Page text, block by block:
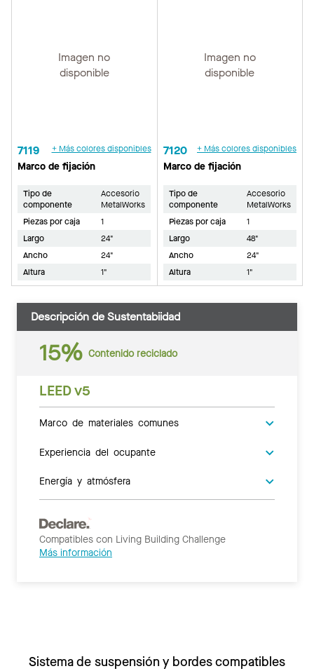
Imagen no
disponible
7119 + Más colores disponibles
Marco de fijación
Tipo de
componente
Accesorio
MetalWorks
Piezas por caja
1
Largo
24"
Ancho
24"
Altura
1"
Imagen no
disponible
7120 + Más colores disponibles
Marco de fijación
Tipo de
componente
Accesorio
MetalWorks
Piezas por caja
1
Largo
48"
Ancho
24"
Altura
1"
Descripción de Sustentabiidad
15% Contenido reciclado
LEED v5
Marco de materiales comunes
Experiencia del ocupante
Energía y atmósfera
Compatibles con Living Building Challenge
Más información
Sistema de suspensión y bordes compatibles